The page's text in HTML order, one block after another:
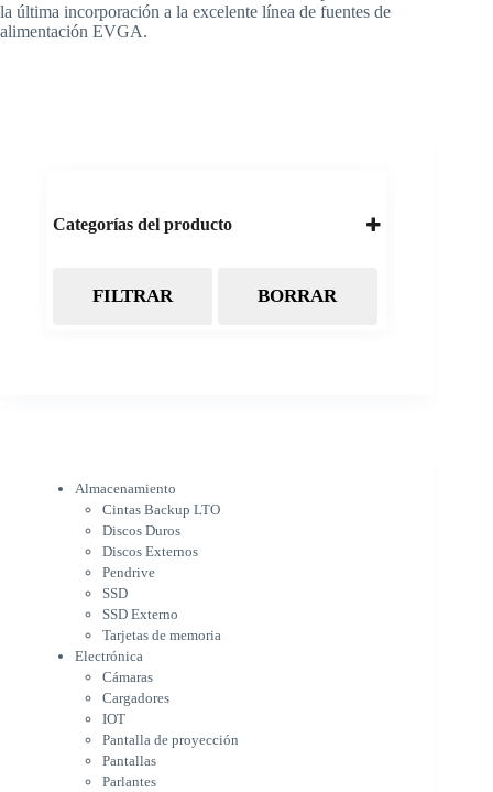
la última incorporación a la excelente línea de fuentes de
alimentación EVGA.
Categorías del producto
Almacenamiento
Cámaras
Cargadores
IOT
Pantalla de proyección
Pantallas
Parlantes
Proyectores
Relojes Inteligentes
Televisores
Gaming
Escritorios & Sillas
Hogar
Bebés & Niños
Conservadoras & Térmicos
FILTRAR BORRAR
Almacenamiento
Cintas Backup LTO
Discos Duros
Discos Externos
Pendrive
SSD
SSD Externo
Tarjetas de memoria
Electrónica
Cámaras
Cargadores
IOT
Pantalla de proyección
Pantallas
Parlantes